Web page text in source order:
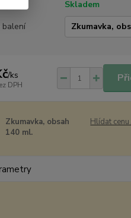
Skladem
/ks
DPH
Zkumavka, obsah
140 ml.
Hlídat